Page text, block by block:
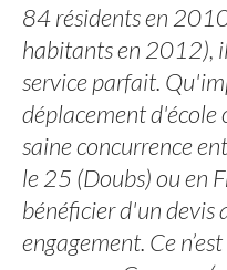
84 résidents en
habitants en 2012),
service parfait.
déplacement d'école
saine concurrence
le 25 (Doubs) ou en
bénéficier d'un devis
engagement. Ce